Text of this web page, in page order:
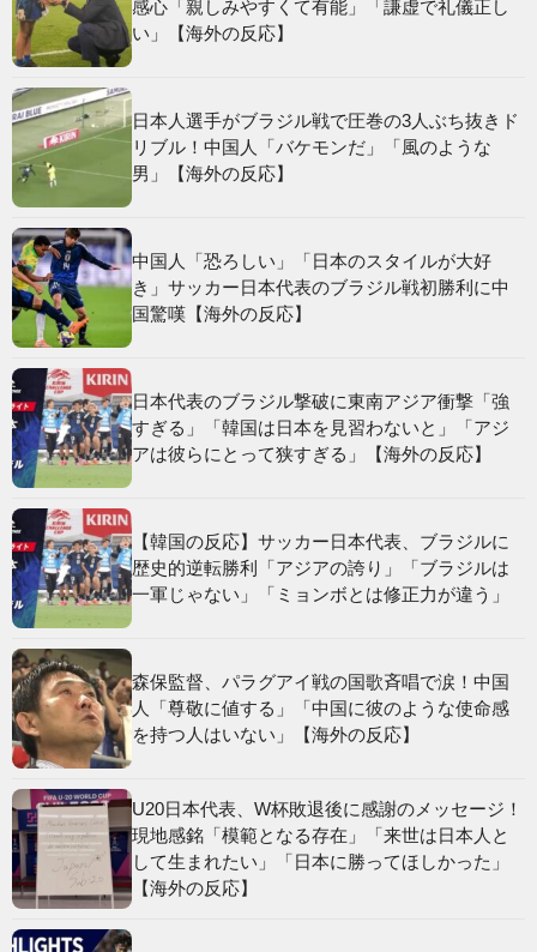
感心「親しみやすくて有能」「謙虚で礼儀正し
い」【海外の反応】
日本人選手がブラジル戦で圧巻の3人ぶち抜きド
リブル！中国人「バケモンだ」「風のような
男」【海外の反応】
中国人「恐ろしい」「日本のスタイルが大好
き」サッカー日本代表のブラジル戦初勝利に中
国驚嘆【海外の反応】
日本代表のブラジル撃破に東南アジア衝撃「強
すぎる」「韓国は日本を見習わないと」「アジ
アは彼らにとって狭すぎる」【海外の反応】
【韓国の反応】サッカー日本代表、ブラジルに
歴史的逆転勝利「アジアの誇り」「ブラジルは
一軍じゃない」「ミョンボとは修正力が違う」
森保監督、パラグアイ戦の国歌斉唱で涙！中国
人「尊敬に値する」「中国に彼のような使命感
を持つ人はいない」【海外の反応】
U20日本代表、W杯敗退後に感謝のメッセージ！
現地感銘「模範となる存在」「来世は日本人と
して生まれたい」「日本に勝ってほしかった」
【海外の反応】